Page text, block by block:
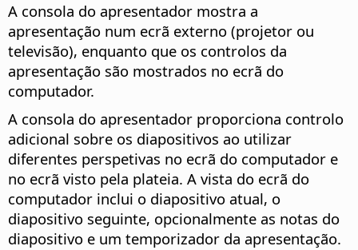
A consola do apresentador mostra a
apresentação num ecrã externo (projetor ou
televisão), enquanto que os controlos da
apresentação são mostrados no ecrã do
computador.
A consola do apresentador proporciona controlo
adicional sobre os diapositivos ao utilizar
diferentes perspetivas no ecrã do computador e
no ecrã visto pela plateia. A vista do ecrã do
computador inclui o diapositivo atual, o
diapositivo seguinte, opcionalmente as notas do
diapositivo e um temporizador da apresentação.